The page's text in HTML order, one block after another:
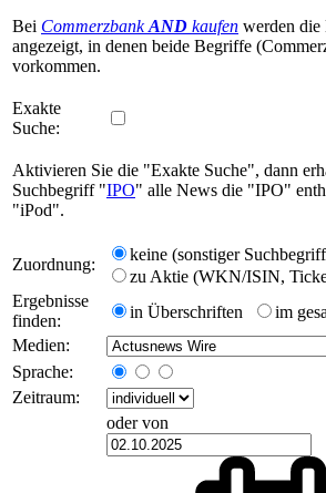
Bei CommerzbankAND kaufen werden die
angezeigt, in denen beide Begriffe
vorkommen.
Exakte
Suche:
Aktivieren Sie die "Exakte Suche", dann
Suchbegriff "IPO" alle News die "IPO"
"iPod".
Zuordnung:
keine (sonstiger
zu Aktie (WKN/ISIN,
Ergebnisse
finden:
in Überschriften
im
Medien:
Sprache:
Zeitraum:
oder von